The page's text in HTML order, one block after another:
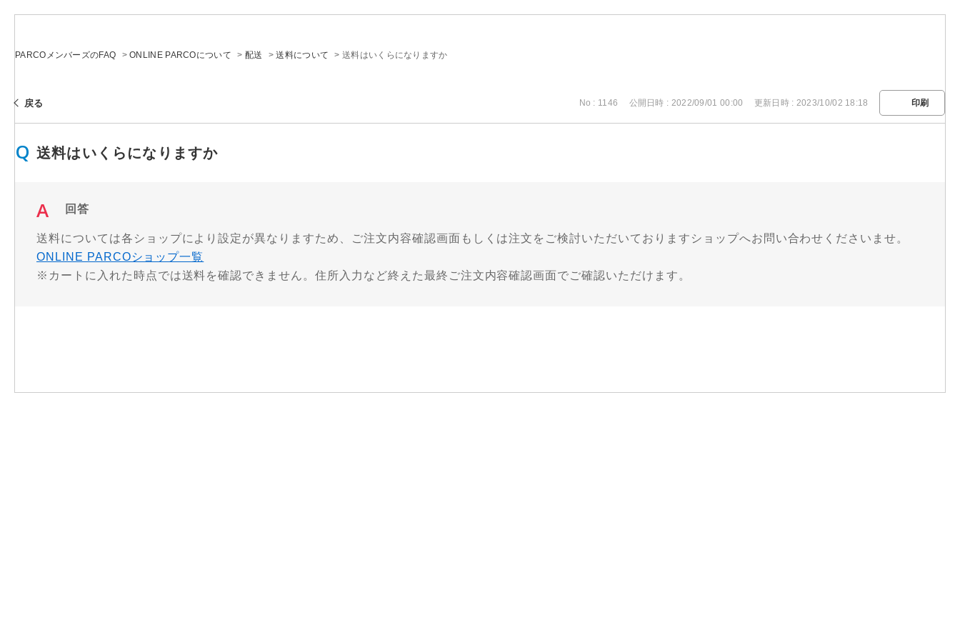
PARCOメンバーズのFAQ >ONLINE PARCOについて > 配送 >送料について >送料はいくらになりますか
戻る No : 1146 公開日時 : 2022/09/01 00:00 更新日時 : 2023/10/02 18:18 印刷
送料はいくらになりますか
回答
送料については各ショップにより設定が異なりますため、ご注文内容確認画面もしくは注文をご検討いただいておりますショップへお問い合わせくださいませ。
ONLINE PARCOショップ一覧
※カートに入れた時点では送料を確認できません。住所入力など終えた最終ご注文内容確認画面でご確認いただけます。